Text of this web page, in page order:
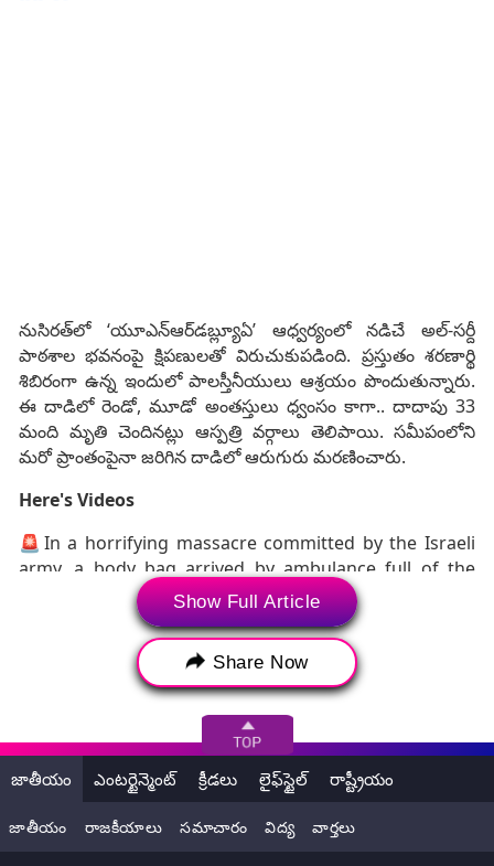
నుసిరత్‌లో ‘యూఎన్‌ఆర్‌డబ్ల్యూఏ’ ఆధ్వర్యంలో నడిచే అల్‌-సర్దీ
పాఠశాల భవనంపై క్షిపణులతో విరుచుకుపడింది. ప్రస్తుతం శరణార్థి
శిబిరంగా ఉన్న ఇందులో పాలస్తీనీయులు ఆశ్రయం పొందుతున్నారు.
ఈ దాడిలో రెండో, మూడో అంతస్తులు ధ్వంసం కాగా.. దాదాపు 33
మంది మృతి చెందినట్లు ఆస్పత్రి వర్గాలు తెలిపాయి. సమీపంలోని
మరో ప్రాంతంపైనా జరిగిన దాడిలో ఆరుగురు మరణించారు.
Here's Videos
🚨In a horrifying massacre committed by the Israeli
army, a body bag arrived by ambulance full of the
bodies of five children, reduced to pieces by the
bombing of Al-Sardi School in Nuseirat camp, central
FIVE CHILDREN ‼️pic.twitter.com/e6GfFiPeJR
— Nour Naim| نُور (@NourNaim88)
🚨A horrifying massacre at the overcrowded Al-Sardi
School in Nuseirat camp/ central Gaza Strip, after an
Israeli army bombing.
Show Full Article
Share Now
జాతీయం ఎంటర్టైన్మెంట్ క్రీడలు లైఫ్‌స్టైల్ రాష్ట్రీయం
జాతీయం రాజకీయాలు సమాచారం విద్య వార్తలు